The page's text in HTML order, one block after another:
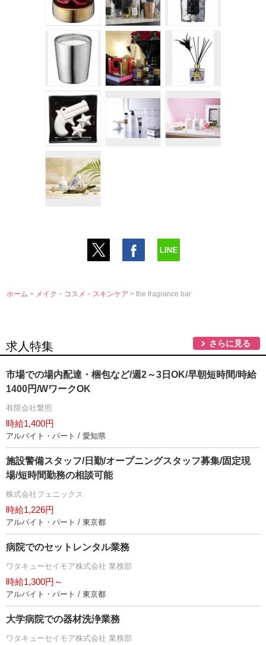
ホーム > メイク・コスメ・スキンケア> the fragrance bar
求人特集 さらに見る
市場での場内配達・梱包など/週2～3日OK/早朝短時間/時給
1400円/WワークOK
有限会社繋照
時給1,400円
アルバイト・パート / 愛知県
施設警備スタッフ/日勤/オープニングスタッフ募集/固定現
場/短時間勤務の相談可能
株式会社フェニックス
時給1,226円
アルバイト・パート / 東京都
病院でのセットレンタル業務
ワタキューセイモア株式会社 業務部
時給1,300円～
アルバイト・パート / 東京都
大学病院での器材洗浄業務
ワタキューセイモア株式会社 業務部